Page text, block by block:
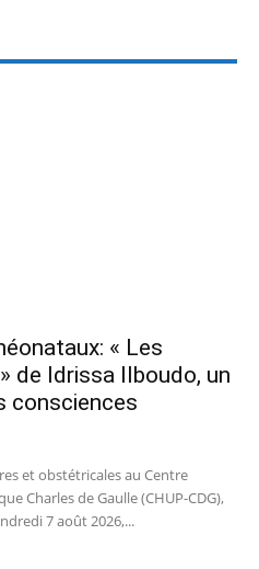
« Les
de Idrissa Ilboudo, un
consciences
et obstétricales au Centre
Charles de Gaulle (CHUP-CDG),
7 août 2026,...